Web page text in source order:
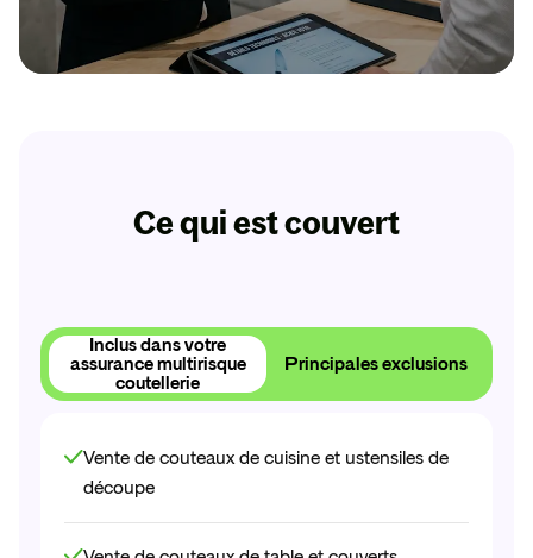
votre entreprise. Soyez protégé en cas de coup
Obtenir mon devis
Ce qui est couvert
Inclus dans votre
assurance multirisque
coutellerie
Principales exclusions
Vente de couteaux de cuisine et ustensiles de
découpe